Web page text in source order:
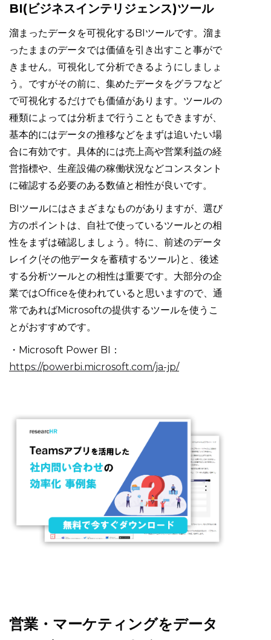
BI(ビジネスインテリジェンス)ツール
溜まったデータを可視化するBIツールです。溜ま
ったままのデータでは価値を引き出すこと事がで
きません。可視化して分析できるようにしましょ
う。ですがその前に、集めたデータをグラフなど
で可視化するだけでも価値があります。ツールの
種類によっては分析まで行うこともできますが、
基本的にはデータの推移などをまずは追いたい場
合に有効です。具体的には売上高や営業利益の経
営指標や、生産設備の稼働状況などコンスタント
に確認する必要のある数値と相性が良いです。
BIツールにはさまざまなものがありますが、選び
方のポイントは、自社で使っているツールとの相
性をまずは確認しましょう。特に、前述のデータ
レイク(その他データを蓄積するツール)と、後述
する分析ツールとの相性は重要です。大部分の企
業ではOfficeを使われていると思いますので、通
常であればMicrosoftの提供するツールを使うこ
とがおすすめです。
・Microsoft Power BI：
https://powerbi.microsoft.com/ja-jp/
営業・マーケティングをデータ